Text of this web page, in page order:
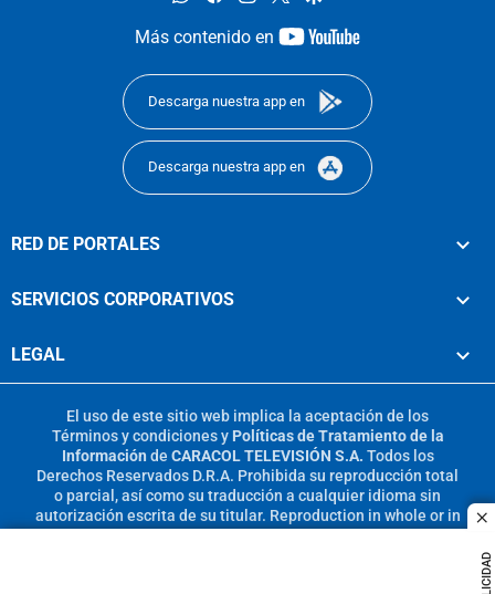
Más contenido en
youtube-
Descarga nuestra app en
Descarga nuestra app en
RED DE PORTALES
SERVICIOS CORPORATIVOS
LEGAL
El uso de este sitio web implica la aceptación de los
Términos y condicionesy Políticas de Tratamiento de la
Información de CARACOL TELEVISIÓN S.A. Todos los
Derechos Reservados D.R.A. Prohibida su reproducción total
o parcial, así como su traducción a cualquier idioma sin
autorización escrita de su titular. Reproduction in whole or in